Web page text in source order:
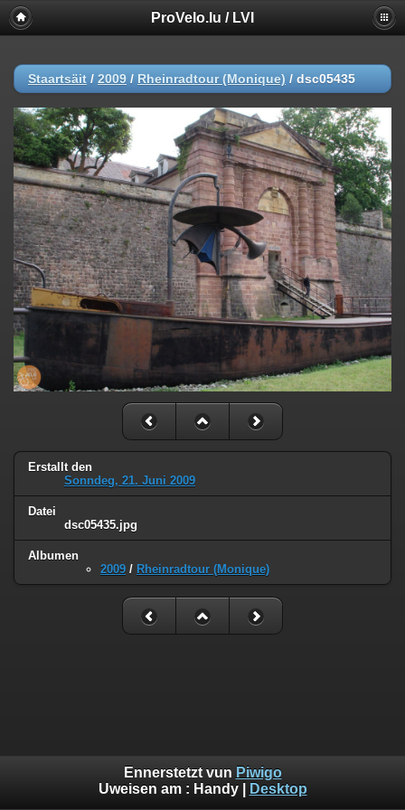
ProVelo.lu / LVI
Staartsäit / 2009 / Rheinradtour (Monique) / dsc05435
Erstallt den
Sonndeg, 21. Juni 2009
Datei
dsc05435.jpg
Albumen
2009 / Rheinradtour (Monique)
Ennerstetzt vun Piwigo
Uweisen am : Handy| Desktop